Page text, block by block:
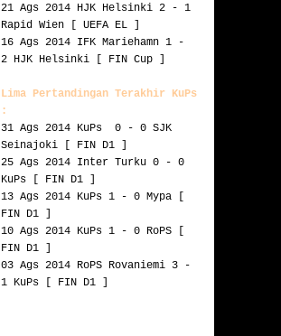
21 Ags 2014 HJK Helsinki 2 - 1
Rapid Wien [ UEFA EL ]
16 Ags 2014 IFK Mariehamn 1 -
2 HJK Helsinki [ FIN Cup ]
Lima Pertandingan Terakhir KuPs
:
31 Ags 2014 KuPs  0 - 0 SJK
Seinajoki [ FIN D1 ]
25 Ags 2014 Inter Turku 0 - 0
KuPs [ FIN D1 ]
13 Ags 2014 KuPs 1 - 0 Mypa [
FIN D1 ]
10 Ags 2014 KuPs 1 - 0 RoPS [
FIN D1 ]
03 Ags 2014 RoPS Rovaniemi 3 -
1 KuPs [ FIN D1 ]